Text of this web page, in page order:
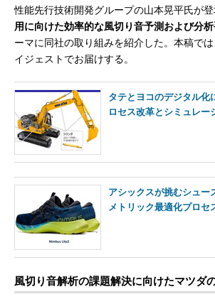
性能先行技術開発グループの山本晃平氏が登
用に向けた効率的な風切り音予測および分
ーマに同社の取り組みを紹介した。本稿で
イジェストでお届けする。
タテとヨコのデジタル化
ロセス改革とシミュレー
アシックスが挑むシュー
メトリック最適化プロセ
風切り音解析の課題解決に向けたマツダ